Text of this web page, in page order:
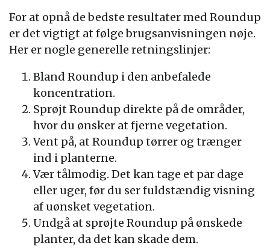
For at opnå de bedste resultater med Roundup
er det vigtigt at følge brugsanvisningen nøje.
Her er nogle generelle retningslinjer:
Bland Roundup i den anbefalede
koncentration.
Sprøjt Roundup direkte på de områder,
hvor du ønsker at fjerne vegetation.
Vent på, at Roundup tørrer og trænger
ind i planterne.
Vær tålmodig. Det kan tage et par dage
eller uger, før du ser fuldstændig visning
af uønsket vegetation.
Undgå at sprøjte Roundup på ønskede
planter, da det kan skade dem.